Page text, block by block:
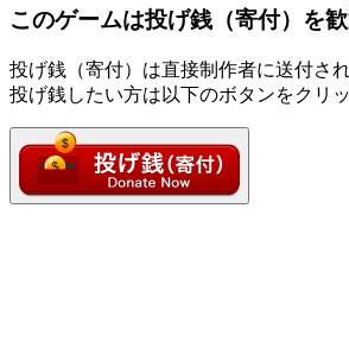
このゲームは投げ銭（寄付）を
投げ銭（寄付）は直接制作者に送付され
投げ銭したい方は以下のボタンをクリ